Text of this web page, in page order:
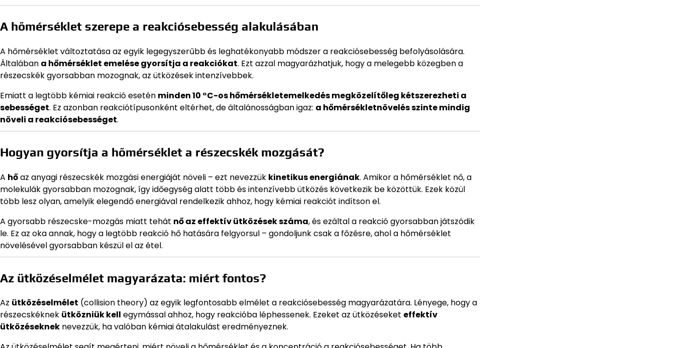
A hőmérséklet szerepe a reakciósebesség alakulásában
A hőmérséklet változtatása az egyik legegyszerűbb és leghatékonyabb módszer a reakciósebesség befolyásolására.
Általában a hőmérséklet emelése gyorsítja a reakciókat. Ezt azzal magyarázhatjuk, hogy a melegebb közegben a
részecskék gyorsabban mozognak, az ütközések intenzívebbek.
Emiatt a legtöbb kémiai reakció esetén minden 10 °C-os hőmérsékletemelkedés megközelítőleg kétszerezheti a
sebességet. Ez azonban reakciótípusonként eltérhet, de általánosságban igaz: a hőmérsékletnövelés szinte mindig
növeli a reakciósebességet.
Hogyan gyorsítja a hőmérséklet a részecskék mozgását?
A hőaz anyagi részecskék mozgási energiáját növeli – ezt nevezzük kinetikus energiának. Amikor a hőmérséklet nő, a
molekulák gyorsabban mozognak, így időegység alatt több és intenzívebb ütközés következik be közöttük. Ezek közül
több lesz olyan, amelyik elegendő energiával rendelkezik ahhoz, hogy kémiai reakciót indítson el.
A gyorsabb részecske-mozgás miatt tehát nő az effektív ütközések száma, és ezáltal a reakció gyorsabban játszódik
le. Ez az oka annak, hogy a legtöbb reakció hő hatására felgyorsul – gondoljunk csak a főzésre, ahol a hőmérséklet
növelésével gyorsabban készül el az étel.
Az ütközéselmélet magyarázata: miért fontos?
Az ütközéselmélet (collision theory) az egyik legfontosabb elmélet a reakciósebesség magyarázatára. Lényege, hogy a
részecskéknek ütközniük kell egymással ahhoz, hogy reakcióba léphessenek. Ezeket az ütközéseket effektív
ütközéseknek nevezzük, ha valóban kémiai átalakulást eredményeznek.